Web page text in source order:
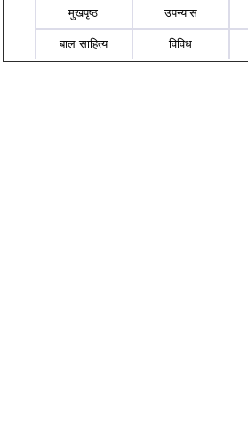
मुखपृष्ठ उपन्यास
बाल साहित्य विविध